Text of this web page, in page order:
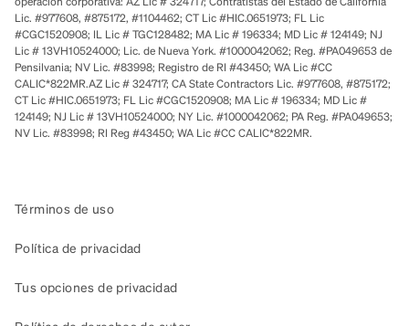
Lic. #977608, #875172, #1104462; CT Lic #HIC.0651973; FL Lic
#CGC1520908; IL Lic # TGC128482; MA Lic # 196334; MD Lic # 124149; NJ
Lic # 13VH10524000; Lic. de Nueva York. #1000042062; Reg. #PA049653 de
Pensilvania; NV Lic. #83998; Registro de RI #43450; WA Lic #CC
CALIC*822MR.AZ Lic # 324717; CA State Contractors Lic. #977608, #875172;
CT Lic #HIC.0651973; FL Lic #CGC1520908; MA Lic # 196334; MD Lic #
124149; NJ Lic # 13VH10524000; NY Lic. #1000042062; PA Reg. #PA049653;
NV Lic. #83998; RI Reg #43450; WA Lic #CC CALIC*822MR.
Términos de uso
Política de privacidad
Tus opciones de privacidad